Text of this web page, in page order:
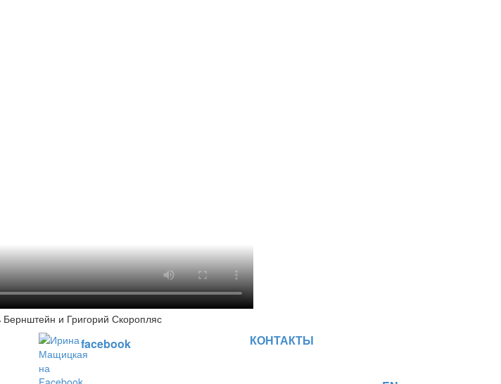
и Григорий Скоропляс
facebook КОНТАКТЫ